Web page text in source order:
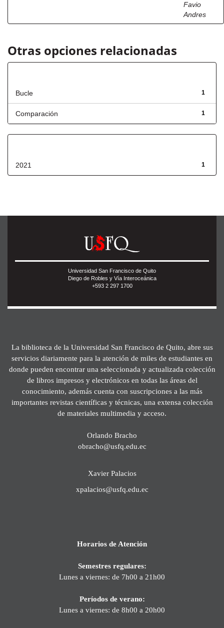
Favio
Andres
Otras opciones relacionadas
1
Bucle
1
Comparación
1
2021
Universidad San Francisco de Quito
Diego de Robles y Vía Interoceánica
+593 2 297 1700
La biblioteca de la Universidad San Francisco de Quito, abre sus
servicios diariamente para la atención de miles de estudiantes en
donde pueden encontrar una seleccionada y actualizada colección
de libros impresos y electrónicos en todas las áreas del
conocimiento, además cuenta con suscripciones a las más
importantes revistas científicas y técnicas, una extensa colección
de materiales multimedia y acceso.
Orlando Bracho
obracho@usfq.edu.ec
Xavier Palacios
xpalacios@usfq.edu.ec
Horarios de Atención
Semestres regulares:
Lunes a viernes: de 7h00 a 21h00
Períodos de verano:
Lunes a viernes: de 8h00 a 20h00